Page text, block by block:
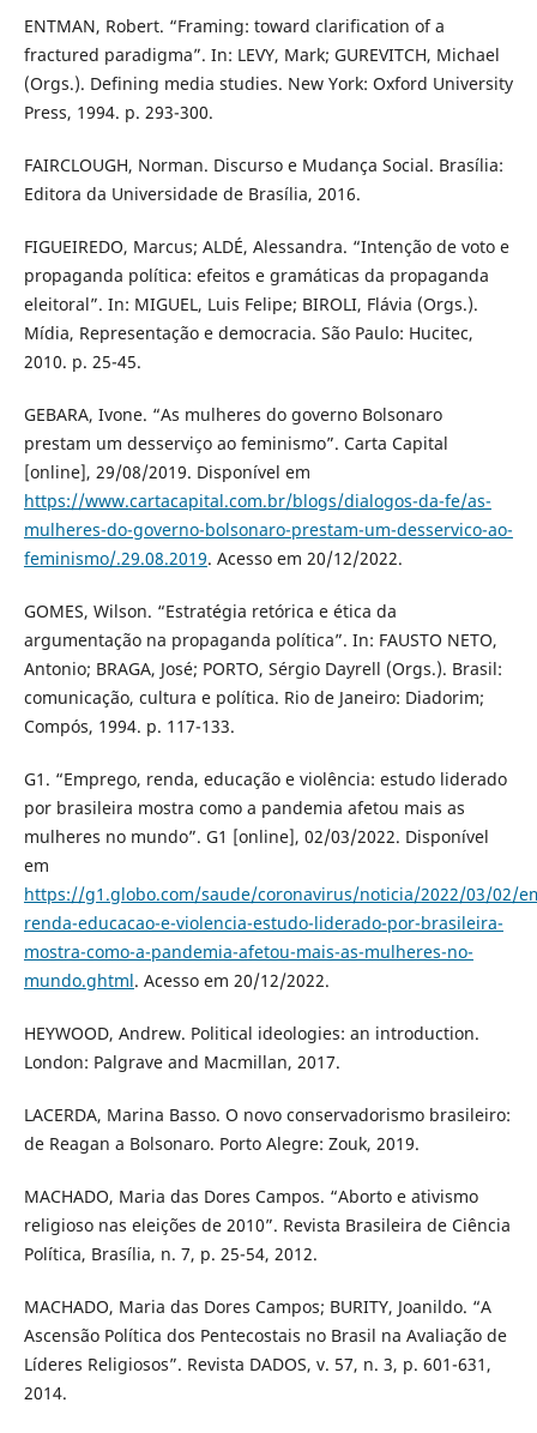
ENTMAN, Robert. “Framing: toward clarification of a
fractured paradigma”. In: LEVY, Mark; GUREVITCH, Michael
(Orgs.). Defining media studies. New York: Oxford University
Press, 1994. p. 293-300.
FAIRCLOUGH, Norman. Discurso e Mudança Social. Brasília:
Editora da Universidade de Brasília, 2016.
FIGUEIREDO, Marcus; ALDÉ, Alessandra. “Intenção de voto e
propaganda política: efeitos e gramáticas da propaganda
eleitoral”. In: MIGUEL, Luis Felipe; BIROLI, Flávia (Orgs.).
Mídia, Representação e democracia. São Paulo: Hucitec,
2010. p. 25-45.
GEBARA, Ivone. “As mulheres do governo Bolsonaro
prestam um desserviço ao feminismo”. Carta Capital
[online], 29/08/2019. Disponível em
https://www.cartacapital.com.br/blogs/dialogos-da-fe/as-
mulheres-do-governo-bolsonaro-prestam-um-desservico-ao-
feminismo/.29.08.2019. Acesso em 20/12/2022.
GOMES, Wilson. “Estratégia retórica e ética da
argumentação na propaganda política”. In: FAUSTO NETO,
Antonio; BRAGA, José; PORTO, Sérgio Dayrell (Orgs.). Brasil:
comunicação, cultura e política. Rio de Janeiro: Diadorim;
Compós, 1994. p. 117-133.
G1. “Emprego, renda, educação e violência: estudo liderado
por brasileira mostra como a pandemia afetou mais as
mulheres no mundo”. G1 [online], 02/03/2022. Disponível
em
https://g1.globo.com/saude/coronavirus/noticia/2022/03/02/
renda-educacao-e-violencia-estudo-liderado-por-brasileira-
mostra-como-a-pandemia-afetou-mais-as-mulheres-no-
mundo.ghtml. Acesso em 20/12/2022.
HEYWOOD, Andrew. Political ideologies: an introduction.
London: Palgrave and Macmillan, 2017.
LACERDA, Marina Basso. O novo conservadorismo brasileiro:
de Reagan a Bolsonaro. Porto Alegre: Zouk, 2019.
MACHADO, Maria das Dores Campos. “Aborto e ativismo
religioso nas eleições de 2010”. Revista Brasileira de Ciência
Política, Brasília, n. 7, p. 25-54, 2012.
MACHADO, Maria das Dores Campos; BURITY, Joanildo. “A
Ascensão Política dos Pentecostais no Brasil na Avaliação de
Líderes Religiosos”. Revista DADOS, v. 57, n. 3, p. 601-631,
2014.